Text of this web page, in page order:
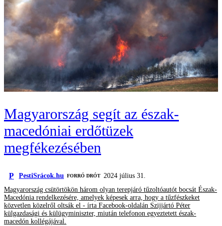
Magyarország segít az észak-
macedóniai erdőtüzek
megfékezésében
P PestiSrácok.hu FORRÓ DRÓT 2024 július 31.
Magyarország csütörtökön három olyan terepjáró tűzoltóautót bocsát Észak-
Macedónia rendelkezésére, amelyek képesek arra, hogy a tűzfészkeket
közvetlen közelről oltsák el - írta Facebook-oldalán Szijjártó Péter
külgazdasági és külügyminiszter, miután telefonon egyeztetett észak-
macedón kollégájával.